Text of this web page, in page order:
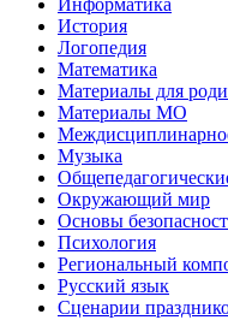
История
Логопедия
Математика
Материалы для
Материалы МО
Музыка
Окружающий мир
Основы
Психология
Региональный
Русский язык
Сценарии